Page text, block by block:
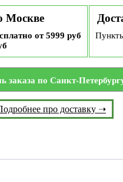
Москве
от 5999 руб
заказа по Санкт-
про доставку ➝